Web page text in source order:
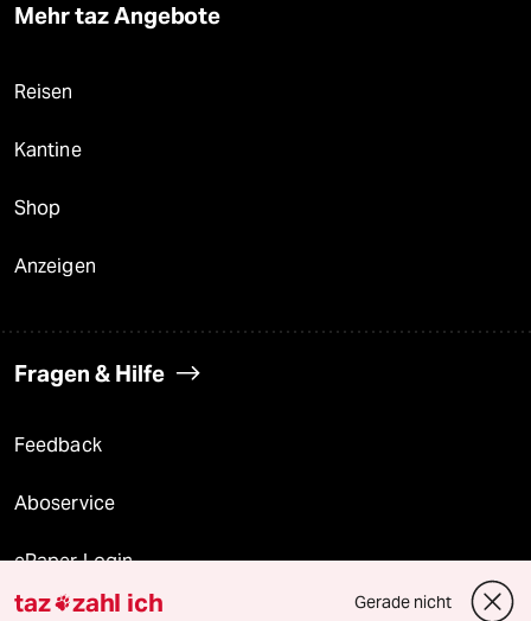
Mehr taz Angebote
Reisen
Kantine
Shop
Anzeigen
Fragen & Hilfe
Feedback
Aboservice
ePaper Login
taz zahl ich Gerade nicht